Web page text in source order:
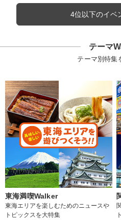
4位以下のイベ
テーマ
テーマ別特集
東海満喫Walker
東海エリアを楽しむためのニュースや
トピックスを大特集